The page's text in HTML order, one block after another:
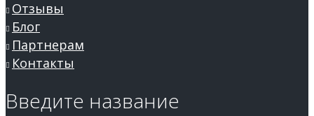
Отзывы
Блог
Партнерам
Контакты
Введите название